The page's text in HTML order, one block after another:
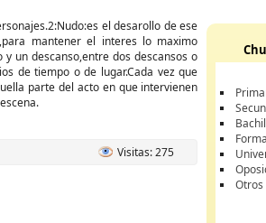
el desarollo de ese
mantener el interes lo maximo
un descanso,entre dos descansos o
de tiempo o de lugar.Cada vez que
parte del acto en que intervienen
Visitas: 275
Otros